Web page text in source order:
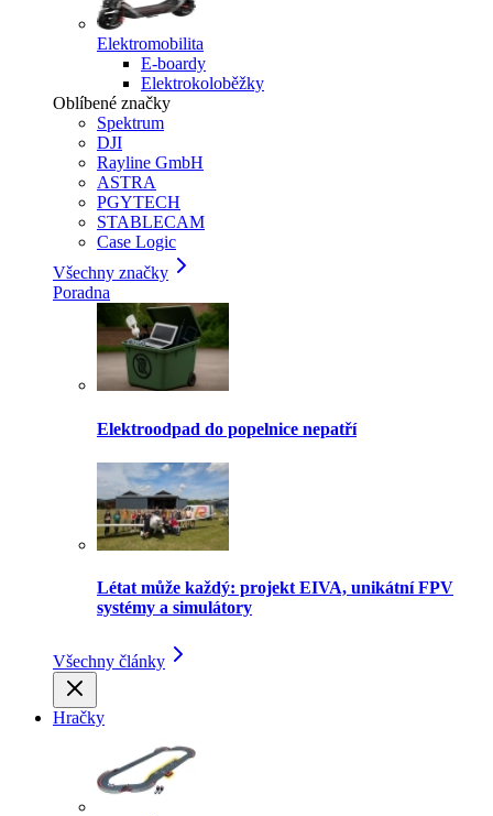
Elektromobilita
E-boardy
Elektrokoloběžky
Oblíbené značky
Spektrum
DJI
Rayline GmbH
ASTRA
PGYTECH
STABLECAM
Case Logic
Všechny značky
Poradna
Elektroodpad do popelnice nepatří
Létat může každý: projekt EIVA, unikátní FPV
systémy a simulátory
Všechny články
Hračky